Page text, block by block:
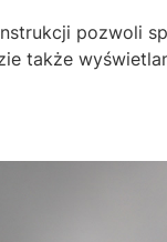
pozwoli
także